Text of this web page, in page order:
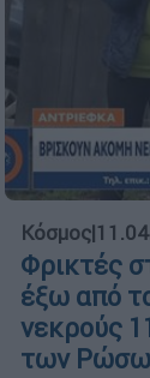
Κόσμος|
Φρικτές
έξω από
νεκρούς
των